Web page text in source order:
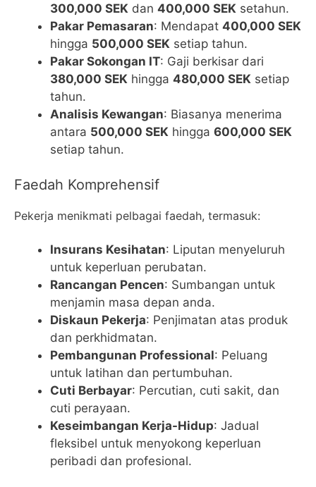
300,000 SEK dan 400,000 SEK setahun.
Pakar Pemasaran: Mendapat 400,000 SEK
hingga 500,000 SEK setiap tahun.
Pakar Sokongan IT: Gaji berkisar dari
380,000 SEK hingga 480,000 SEK setiap
tahun.
Analisis Kewangan: Biasanya menerima
antara 500,000 SEK hingga 600,000 SEK
setiap tahun.
Faedah Komprehensif
Pekerja menikmati pelbagai faedah, termasuk:
Insurans Kesihatan: Liputan menyeluruh
untuk keperluan perubatan.
Rancangan Pencen: Sumbangan untuk
menjamin masa depan anda.
Diskaun Pekerja: Penjimatan atas produk
dan perkhidmatan.
Pembangunan Professional: Peluang
untuk latihan dan pertumbuhan.
Cuti Berbayar: Percutian, cuti sakit, dan
cuti perayaan.
Keseimbangan Kerja-Hidup: Jadual
fleksibel untuk menyokong keperluan
peribadi dan profesional.